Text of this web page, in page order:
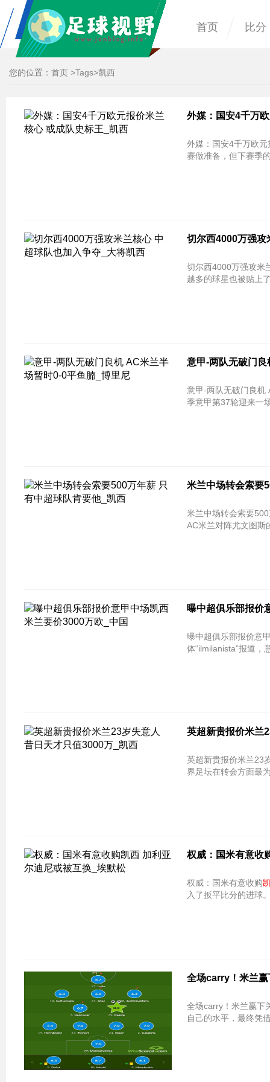
首页 比分
您的位置： 首页 >Tags>凯西
外媒：国安4千万
外媒：国安4千万欧
赛做准备，但下赛季
切尔西4000万强攻
切尔西4000万强攻米
越多的球星也被贴上
意甲-两队无破门
意甲-两队无破门良机 AC米兰半场
季意甲第37轮迎来一
米兰中场转会索要
米兰中场转会索要
AC米兰对阵尤文图斯
曝中超俱乐部报价
曝中超俱乐部报价意
体“ilmilanista”报道，
英超新贵报价米兰
英超新贵报价米兰23
界足坛在转会方面最
权威：国米有意收
权威：国米有意收购
入了扳平比分的进球
全场carry！米兰
全场carry！米兰赢下
自己的水平，最终凭